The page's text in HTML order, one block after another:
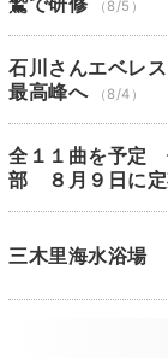
（8/5）
石川さんエベレ
最高峰へ
（8/4）
全１１曲を予定
部 ８月９日に定
三木里海水浴場